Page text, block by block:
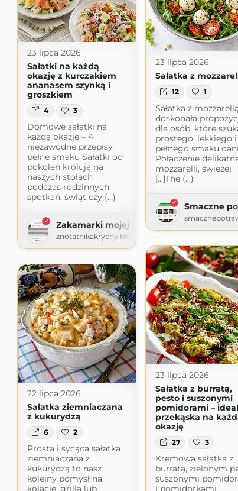
23 lipca 2026
Sałatki na każdą
okazję z kurczakiem
ananasem szynką i
groszkiem
4 3
Domowe sałatki na
każdą okazję – 4
niezawodne przepisy
pełne smaku Sałatki od
pokoleń królują na
naszych stołach
podczas rodzinnych
spotkań, świąt czy (...)
Zakamarki mojej kuchni
znotatnikakrychy.blogspot.com
23 lipca 2026
Sałatka z
12 1
Sałatka z
doskonała
dla osób, które
prostego, lekkiego i
pełnego smaku
Połączenie
mozzarelli, świeżej
[…]The (...)
Smaczne
23 lipca 2026
Sałatka z burratą,
pesto i suszonymi
pomidorami –
przekąska na
okazję
27 3
Kremowa sałatka z
burratą, zielonym
suszonymi
i pomidorkami
22 lipca 2026
Sałatka ziemniaczana
z kukurydzą
6 2
Prosta i sycąca sałatka
ziemniaczana z
kukurydzą to nasz
kolejny pomysł na
kolację, grilla lub